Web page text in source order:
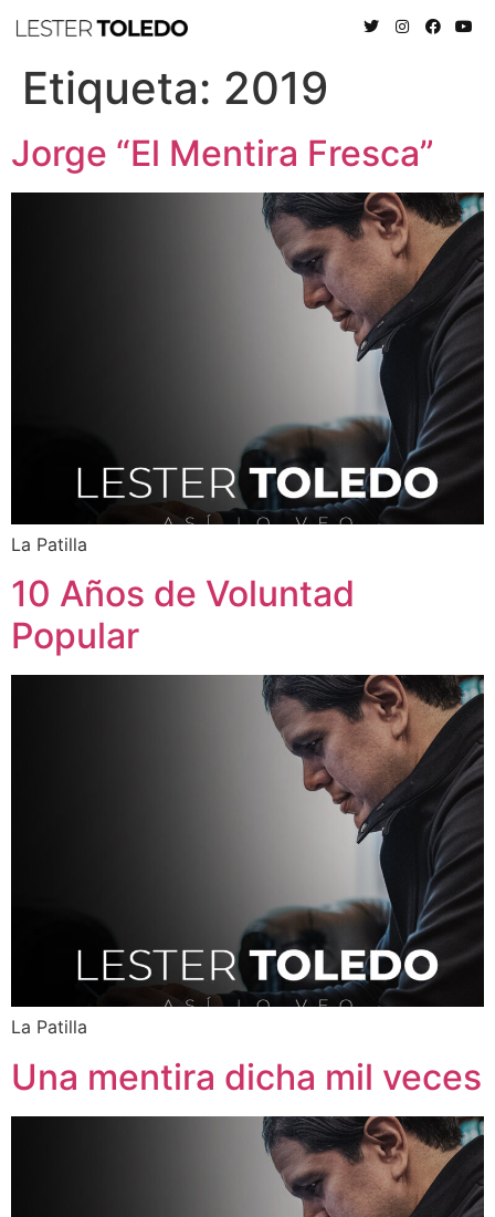
Etiqueta: 2019
Jorge “El Mentira Fresca”
La Patilla
10 Años de Voluntad
Popular
La Patilla
Una mentira dicha mil veces